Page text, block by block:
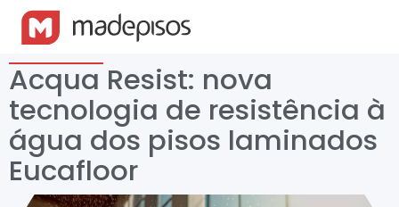
Acqua Resist: nova
tecnologia de resistência à
água dos pisos laminados
Eucafloor